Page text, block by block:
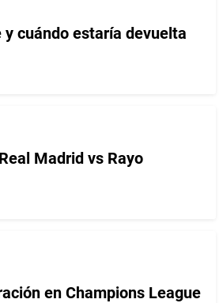
cuándo estaría devuelta
Madrid vs Rayo
en Champions League